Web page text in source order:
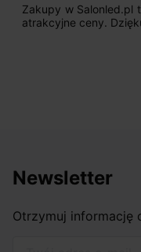
Zakupy w Salonled.pl
atrakcyjne ceny.
Newsletter
Otrzymuj informację